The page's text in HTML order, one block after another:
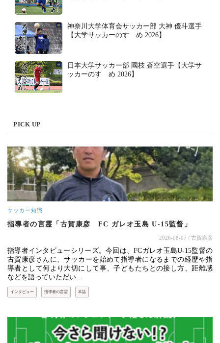
神奈川大学体育会サッカー部 大神 優斗選手
【大学サッカーのすゝめ 2026】
日本大学サッカー部 國枝 蒼空選手【大学サ
ッカーのすゝめ 2026】
PICK UP
サッカー知識
指導者の言霊「古賀康彦 FC ガレオ玉島 U-15監督」
2026-08-07 / 古賀康彦
指導者インタビューシリーズ。今回は、FCガレオ玉島U-15監督の
古賀康彦さんに、サッカーを始めて指導者になるまでの経歴や指
導者として何より大切にして事、子どもたちとの接し方、距離感
などを語っていただい…
インタビュー 指導者の言霊 本誌